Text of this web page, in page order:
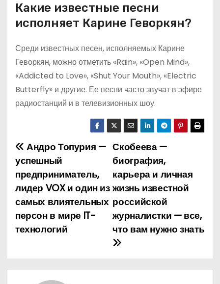
Какие известные песни
исполняет Карине Геворкян?
Среди известных песен, исполняемых Карине
Геворкян, можно отметить «Rain», «Open Mind»,
«Addicted to Love», «Shut Your Mouth», «Electric
Butterfly» и другие. Ее песни часто звучат в эфире
радиостанций и в телевизионных шоу.
Н
а
в
и
г
ц
Скобеева —
биография,
карьера и личная
жизнь известной
российской
журналистки — все,
что вам нужно знать
Андро Топурия —
успешный
предприниматель,
лидер VOX и один из
самых влиятельных
персон в мире IT-
технологий